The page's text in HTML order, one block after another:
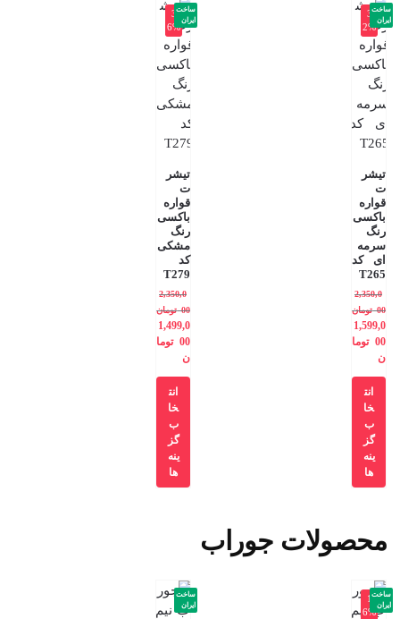
-3
2%
تیشر
ت
قواره
باکسی
رنگ
سرمه
ای کد
T265
2,350,0
00 تومان
1,599,0
00 توما
ن
ساخت
ایران
انت
خا
ب
گز
ینه
ها
-3
6%
تیشر
ت
قواره
باکسی
رنگ
مشکی
کد
T279
2,350,0
00 تومان
1,499,0
00 توما
ن
ساخت
ایران
انت
خا
ب
گز
ینه
ها
محصولات جوراب
-1
6%
ساخت
ایران
ساخت
ایران